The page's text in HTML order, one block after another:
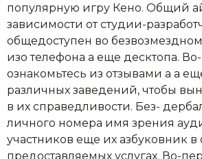
популярную игру Кено. Общий
зависимости от студии-
общедоступен во
изо телефона а еще десктопа.
ознакомьтесь из отзывами а а
различных заведений, чтобы
в их справедливости. Без-
личного номера имя зрения
участников еще их азбуковник
предоставляемых услугах. Во-